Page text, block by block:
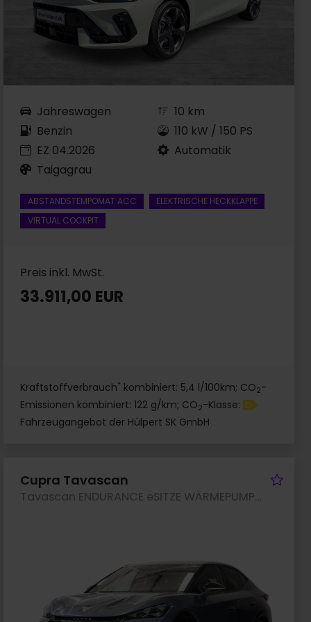
Jahreswagen
Benzin
EZ 04.2026
Taigagrau
10 km
110 kW / 150 PS
Automatik
ABSTANDSTEMPOMAT ACC
ELEKTRISCHE HECKKLAPPE
VIRTUAL COCKPIT
Preis inkl. MwSt.
33.911,00 EUR
Kraftstoffverbrauch* kombiniert: 5,4 l/100km; CO2-
Emissionen kombiniert: 122 g/km; CO2-Klasse: D
Fahrzeugangebot der Hülpert SK GmbH
merken
Cupra Tavascan
Tavascan ENDURANCE eSITZE WÄRMEPUMPE SENNHEISER